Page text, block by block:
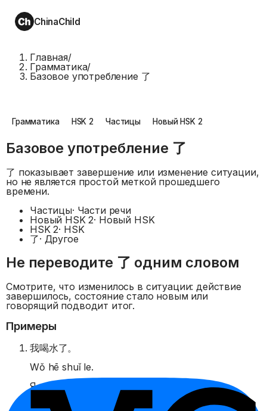
ChinaChild
Главная/
Грамматика/
Базовое употребление 了
Грамматика HSK 2 Частицы Новый HSK 2
Базовое употребление 了
了 показывает завершение или изменение ситуации,
но не является простой меткой прошедшего
времени.
Частицы· Части речи
Новый HSK 2· Новый HSK
HSK 2· HSK
了· Другое
Не переводите 了 одним словом
Смотрите, что изменилось в ситуации: действие
завершилось, состояние стало новым или
говорящий подводит итог.
Примеры
我喝水了。
Wǒ hē shuǐ le.
Я попил воды.